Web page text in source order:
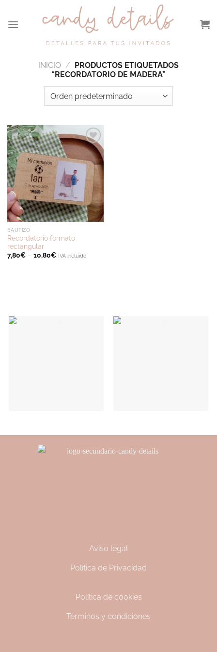
contenido
INICIO / PRODUCTOS ETIQUETADOS
“RECORDATORIO DE MADERA”
BAUTIZO
Recordatorio formato
rectangular
7,80€– 10,80€ IVA incluido
Aviso legal
Política de Privacidad
Política de cookies
Términos y condiciones